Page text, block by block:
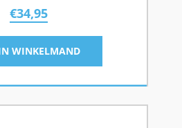
€34,95
WINKELMAND